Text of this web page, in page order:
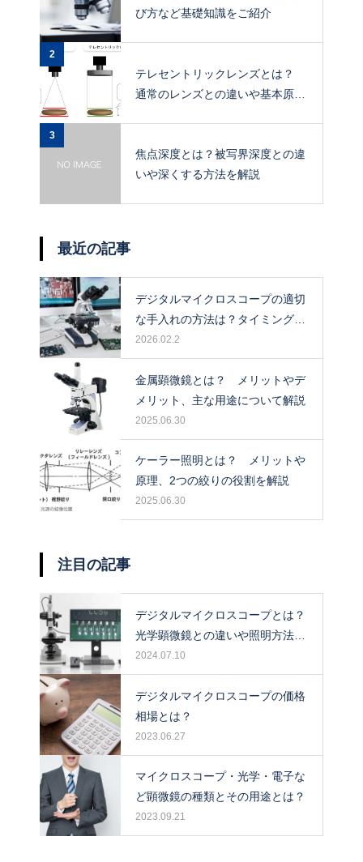
び方など基礎知識をご紹介
2
テレセントリックレンズとは？
通常のレンズとの違いや基本原
3
焦点深度とは？被写界深度との違
いや深くする方法を解説
最近の記事
デジタルマイクロスコープの適切
な手入れの方法は？タイミングや
保管場所も解説！
2026.02.2
金属顕微鏡とは？ メリットやデ
メリット、主な用途について解説
2025.06.30
ケーラー照明とは？ メリットや
原理、2つの絞りの役割を解説
2025.06.30
注目の記事
デジタルマイクロスコープとは？
光学顕微鏡との違いや照明方法に
ついて解説！
2024.07.10
デジタルマイクロスコープの価格
相場とは？
2023.06.27
マイクロスコープ・光学・電子な
ど顕微鏡の種類とその用途とは？
2023.09.21